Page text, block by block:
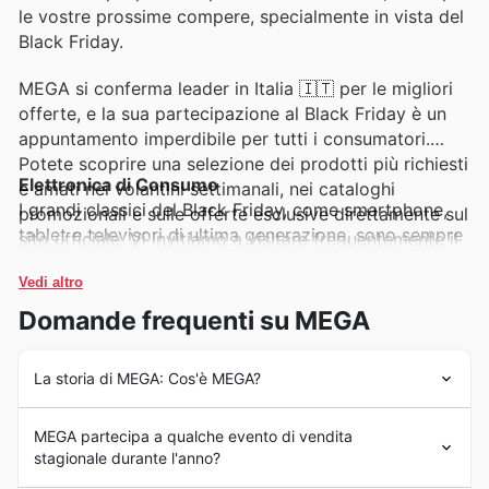
le vostre prossime compere, specialmente in vista del
Black Friday.
MEGA si conferma leader in Italia 🇮🇹 per le migliori
offerte, e la sua partecipazione al Black Friday è un
appuntamento imperdibile per tutti i consumatori.
Potete scoprire una selezione dei prodotti più richiesti
e amati nei volantini settimanali, nei cataloghi
promozionali e sulle offerte esclusive direttamente sul
sito ufficiale. Vi invitiamo a visitare frequentemente il
novità e le incredibili promozioni che MEGA ha in
serbo per voi.
Elettronica di Consumo
I grandi classici del Black Friday, come smartphone,
tablet e televisori di ultima generazione, sono sempre
selezione eccezionale di questi articoli nei suoi
volantini settimanali, garantendo sconti significativi
per il Black Friday, rendendo così queste offerte
Elettrodomestici
Dalle lavatrici a basso consumo energetico ai
frigoriferi capienti, gli elettrodomestici rappresentano
un pilastro delle vendite di MEGA, soprattutto durante
Vedi altro
Domande frequenti su MEGA
La storia di MEGA: Cos'è MEGA?
chiara: offrire ai propri clienti prodotti freschi e di alta
qualità con un servizio impeccabile. Fondata [anno di
MEGA partecipa a qualche evento di vendita
stagionale durante l'anno?